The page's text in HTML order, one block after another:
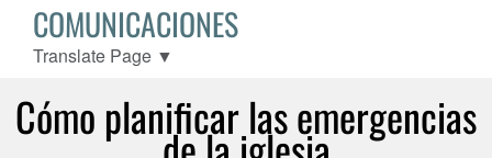
COMUNICACIONES
Translate Page ▼
Cómo planificar las emergencias